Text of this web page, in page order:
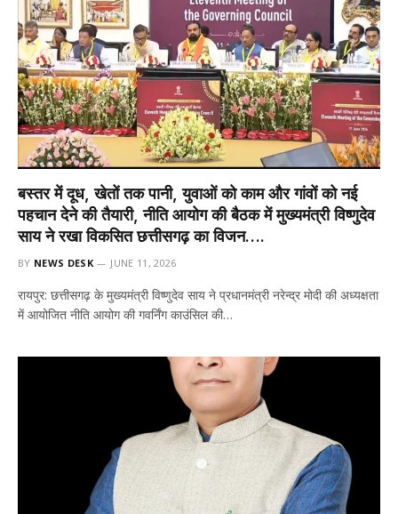
बस्तर में दूध, खेतों तक पानी, युवाओं को काम और गांवों को नई
पहचान देने की तैयारी, नीति आयोग की बैठक में मुख्यमंत्री विष्णुदेव
साय ने रखा विकसित छत्तीसगढ़ का विजन….
BY NEWS DESK JUNE 11, 2026
रायपुर: छत्तीसगढ़ के मुख्यमंत्री विष्णुदेव साय ने प्रधानमंत्री नरेन्द्र मोदी की अध्यक्षता
में आयोजित नीति आयोग की गवर्निंग काउंसिल की…